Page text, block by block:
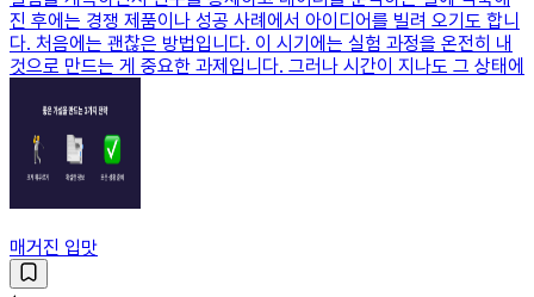
진 후에는 경쟁 제품이나 성공 사례에서 아이디어를 빌려 오기도 합니
다. 처음에는 괜찮은 방법입니다. 이 시기에는 실험 과정을 온전히 내
것으로 만드는 게 중요한 과제입니다. 그러나 시간이 지나도 그 상태에
매거진 입맛